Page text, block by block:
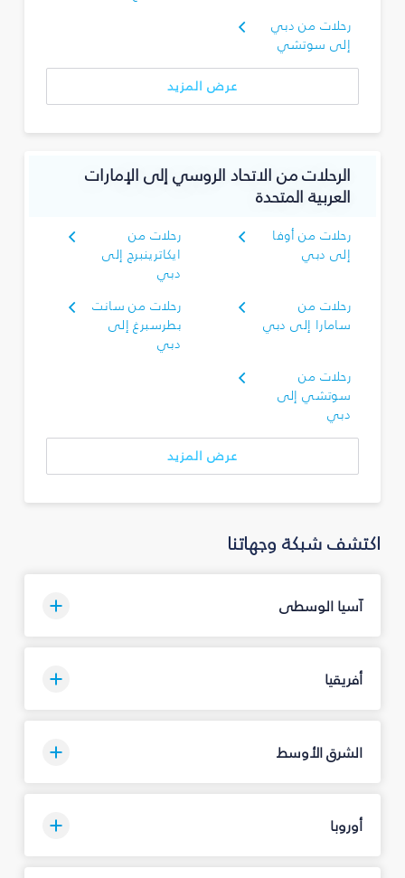
رحلات من دبي
إلى سوتشي
عرض المزيد
الرحلات من الاتحاد الروسي إلى الإمارات
العربية المتحدة
رحلات من أوفا
إلى دبي
رحلات من
ايكاترينبرج إلى
دبي
رحلات من
سامارا إلى دبي
رحلات من سانت
بطرسبرغ إلى
دبي
رحلات من
سوتشي إلى
دبي
عرض المزيد
اكتشف شبكة وجهاتنا
آسيا الوسطى
أفريقيا
الشرق الأوسط
أوروبا